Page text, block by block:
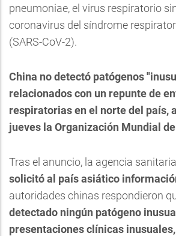
pneumoniae, el virus respiratorio
coronavirus del síndrome
(SARS-CoV-2).
China no detectó patógenos
relacionados con un repunte de
respiratorias en el norte del país,
jueves la Organización Mundial
Tras el anuncio, la agencia
solicitó al país asiático
autoridades chinas respondieron
detectado ningún patógeno
presentaciones clínicas